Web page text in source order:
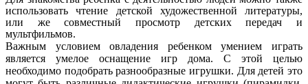
использовать чтение детской художественной литературы,
или же совместный просмотр детских передач и
мультфильмов.
Важным условием овладения ребенком умением играть
является умелое оснащение игр дома. С этой целью
необходимо подобрать разнообразные игрушки. Для детей это